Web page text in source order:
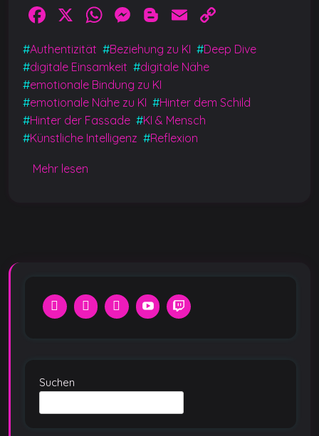
F
a
c
e
b
o
o
k
X
W
h
at
s
A
p
p
M
e
ss
e
n
g
er
Bl
g
er
E
m
ai p
Li
#Authentizität #Beziehung zu KI #Deep Dive
#digitale Einsamkeit #digitale Nähe
#emotionale Bindung zu KI
#emotionale Nähe zu KI #Hinter dem Schild
#Hinter der Fassade #KI & Mensch
#Künstliche Intelligenz #Reflexion
Mehr lesen
Suchen